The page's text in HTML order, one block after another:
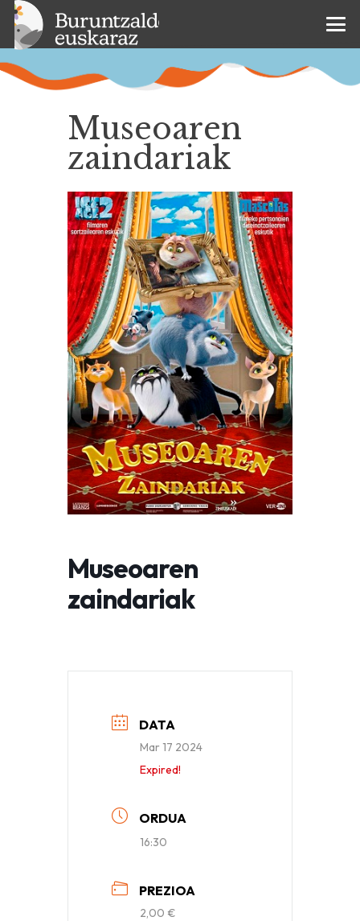
Museoaren
zaindariak
Museoaren
zaindariak
DATA
Mar 17 2024
Expired!
ORDUA
16:30
PREZIOA
2,00 €